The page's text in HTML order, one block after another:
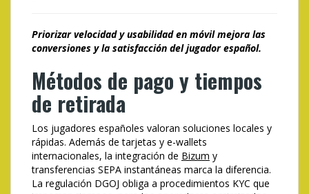
Priorizar velocidad y usabilidad en móvil mejora las
conversiones y la satisfacción del jugador español.
Métodos de pago y tiempos
de retirada
Los jugadores españoles valoran soluciones locales y
rápidas. Además de tarjetas y e-wallets
internacionales, la integración de Bizum y
transferencias SEPA instantáneas marca la diferencia.
La regulación DGOJ obliga a procedimientos KYC que